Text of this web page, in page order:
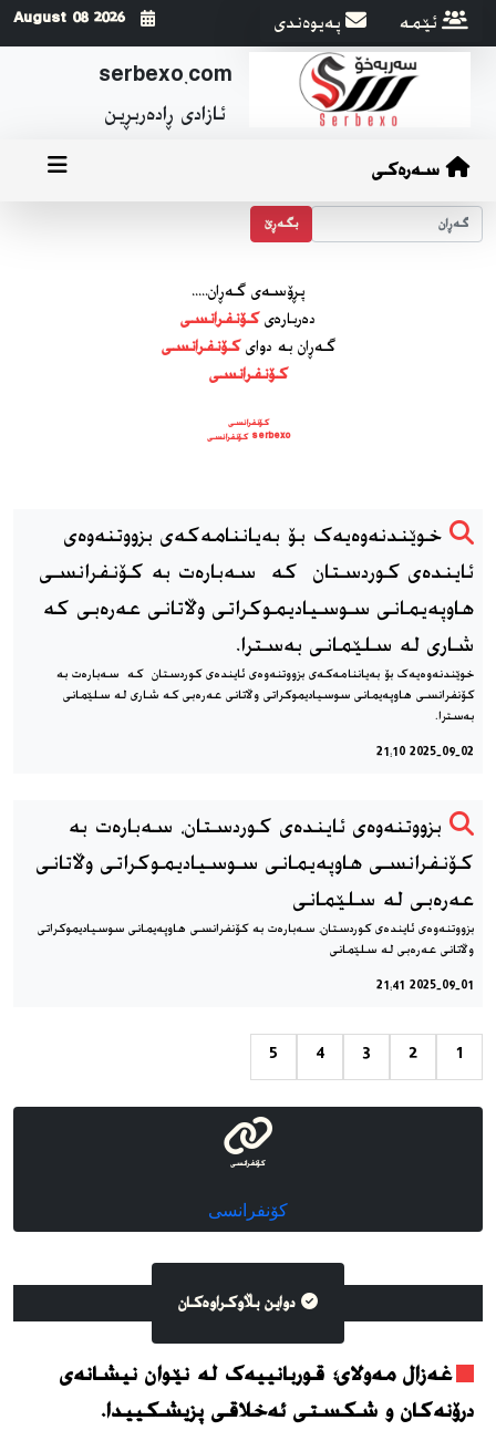
serbexo.com
ئازادی ڕاده‌ربڕین
ئێمه په‌یوه‌ندی 2026 August 08
سەرەکی
بگه‌ڕێ
پڕۆسه‌ی گه‌ڕان.....
ده‌رباره‌یكۆنفرانسی
گه‌ڕان به دوایكۆنفرانسی
كۆنفرانسی
كۆنفرانسی
serbexo كۆنفرانسی
خوێندنه‌وه‌یه‌ک بۆ به‌یاننامه‌که‌ی بزووتنه‌وه‌ی
ئاینده‌ی کوردستان که سه‌باره‌ت به كۆنفرانسی
هاوپەیمانی سوسیادیموكراتی وڵاتانی عەرەبی که
شاری له سلێمانی به‌سترا.
خوێندنه‌وه‌یه‌ک بۆ به‌یاننامه‌که‌ی بزووتنه‌وه‌ی ئاینده‌ی کوردستان که سه‌باره‌ت به
كۆنفرانسی هاوپەیمانی سوسیادیموكراتی وڵاتانی عەرەبی که شاری له سلێمانی
به‌سترا.
2025-09-02 21:10
بزووتنه‌وه‌ی ئاینده‌ی کوردستان، سه‌باره‌ت به
كۆنفرانسی هاوپەیمانی سوسیادیموكراتی وڵاتانی
عەرەبی له سلێمانی
بزووتنه‌وه‌ی ئاینده‌ی کوردستان، سه‌باره‌ت به كۆنفرانسی هاوپەیمانی سوسیادیموكراتی
وڵاتانی عەرەبی له سلێمانی
2025-09-01 21:41
1
2
3
4
5
كۆنفرانسی
كۆنفرانسی
دواین بڵاوکراوه‌کان
غەزال مەولای؛ قوربانییەک لە نێوان نیشانەی
درۆنەکان و شکستی ئەخلاقی پزیشکییدا.